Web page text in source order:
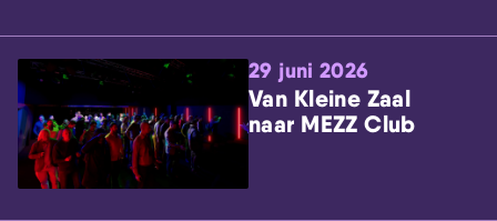
29 juni 2026
Van Kleine Zaal
naar MEZZ Club